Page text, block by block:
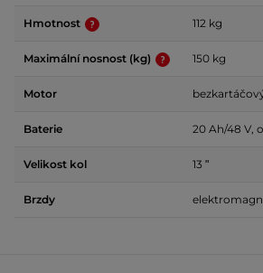
Hmotnost 112 kg
Maximální nosnost (kg) 150 kg
Motor
Baterie 20 Ah/48 V,
Velikost kol 13 ʺ
Brzdy